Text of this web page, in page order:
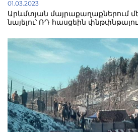
01.03.2023
Արևմտյան մայրաքաղաքներում
նայելու՝ ՌԴ հասցեին